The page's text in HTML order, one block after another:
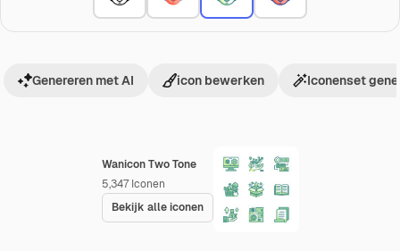
Wanicon Two Tone
5,347 Iconen
Bekijk alle iconen
Genereren met AI icon bewerken Iconenset